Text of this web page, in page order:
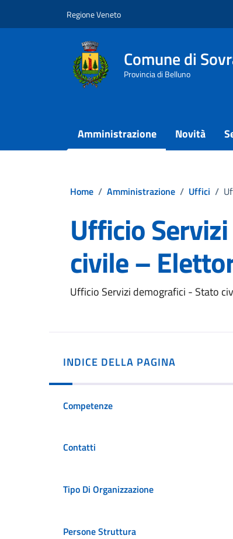
Regione Veneto
Comune di
Provincia di Belluno
Amministrazione Novità
Home / Amministrazione / Uffici /
Ufficio
civile –
Ufficio Servizi demografici - Stato
INDICE DELLA PAGINA
Competenze
Contatti
Tipo Di Organizzazione
Persone Struttura